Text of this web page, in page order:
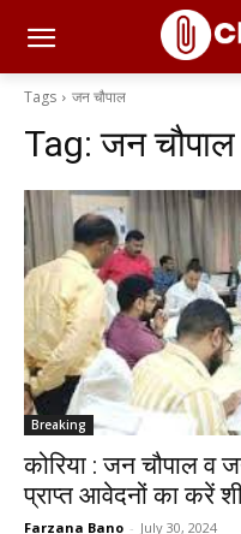
Tags जन चौपाल
Tag:जन चौपाल
Breaking
कोरिया : जन चौपाल व
प्राप्त आवेदनों का करें
Farzana Bano - July 30, 2024